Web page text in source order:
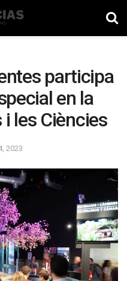
participa
en la
les Ciències
2023